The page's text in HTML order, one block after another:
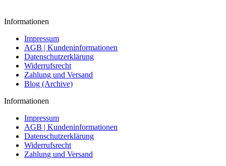
Informationen
Impressum
AGB | Kundeninformationen
Datenschutzerklärung
Widerrufsrecht
Zahlung und Versand
Blog (Archive)
Informationen
Impressum
AGB | Kundeninformationen
Datenschutzerklärung
Widerrufsrecht
Zahlung und Versand